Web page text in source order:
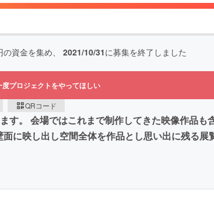
の資金を集め、 2021/10/31に募集を終了しました
度プロジェクトをやってほしい
QRコード
。 会場ではこれまで制作してきた映像作品も
に映し出し空間全体を作品とし思い出に残る